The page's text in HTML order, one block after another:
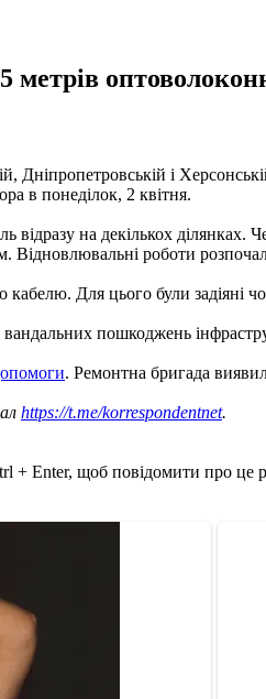
Дніпропетровській і
в понеділок, 2 квітня.
на декількох ділянках.
Відновлювальні роботи
Для цього були задіяні
пошкоджень
. Ремонтна бригада
https://t.me/korrespondentnet.
+ Enter, щоб повідомити про це